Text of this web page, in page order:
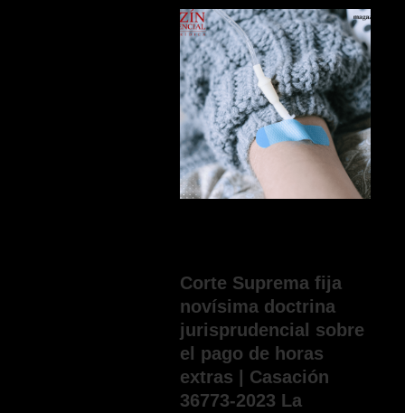
Corte Suprema fija
novísima doctrina
jurisprudencial sobre
el pago de horas
extras | Casación
36773-2023 La